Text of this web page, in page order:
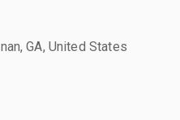
GA, United States